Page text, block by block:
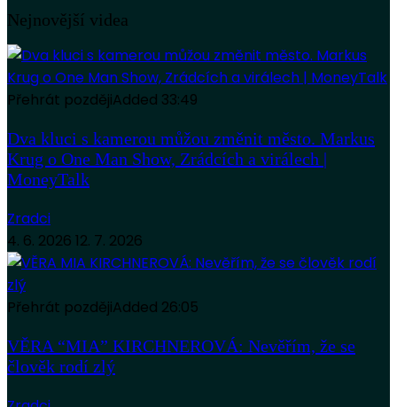
Nejnovější videa
Přehrát pozdějiAdded 33:49
Dva kluci s kamerou můžou změnit město. Markus
Krug o One Man Show, Zrádcích a virálech |
MoneyTalk
Zradci
4. 6. 2026 12. 7. 2026
Přehrát pozdějiAdded 26:05
VĚRA “MIA” KIRCHNEROVÁ: Nevěřím, že se
člověk rodí zlý